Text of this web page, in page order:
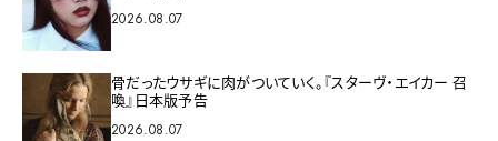
2026.08.07
骨だったウサギに肉がついていく。『スターヴ・エイカー 召
喚』日本版予告
2026.08.07